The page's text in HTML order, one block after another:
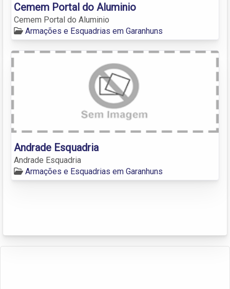
Cemem Portal do Aluminio
Cemem Portal do Aluminio
Armações e Esquadrias em Garanhuns
Andrade Esquadria
Andrade Esquadria
Armações e Esquadrias em Garanhuns